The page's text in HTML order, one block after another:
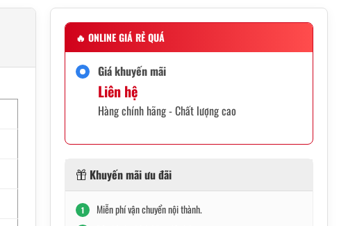
🔥 ONLINE GIÁ RẺ QUÁ
Giá khuyến mãi
Liên hệ
Hàng chính hãng - Chất lượng cao
Khuyến mãi ưu đãi
1 Miễn phí vận chuyển nội thành.